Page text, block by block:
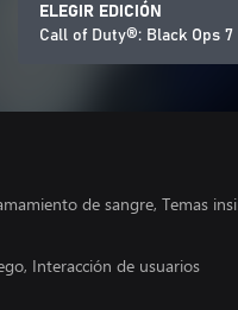
ELEGIR EDICIÓN
Call of Duty®: Black Ops
de sangre, Temas
Interacción de usuarios